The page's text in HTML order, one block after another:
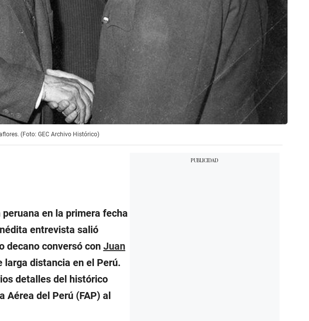
(Foto: GEC Archivo Histórico)
en la primera fecha
entrevista salió
decano conversó con Juan
larga distancia en el Perú.
detalles del histórico
del Perú (FAP) al